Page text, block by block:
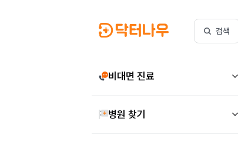
검색
비대면 진료
병원 찾기